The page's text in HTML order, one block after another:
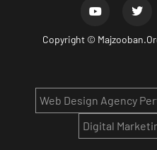
Copyright ©
Web Design Agency
Digital